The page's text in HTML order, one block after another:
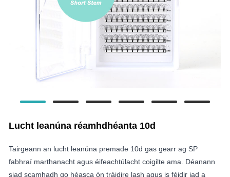
Lucht leanúna réamhdhéanta 10d
Tairgeann an lucht leanúna premade 10d gas gearr ag SP
fabhraí marthanacht agus éifeachtúlacht coigilte ama. Déanann
siad scamhadh go héasca ón tráidire lash agus is féidir iad a